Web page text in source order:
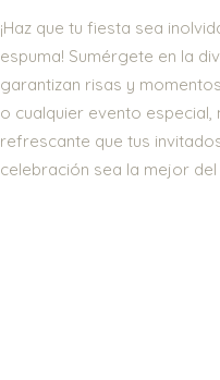
¡Haz que tu fiesta sea
espuma! Sumérgete en la
garantizan risas y
o cualquier evento
refrescante que tus
celebración sea la mejor del